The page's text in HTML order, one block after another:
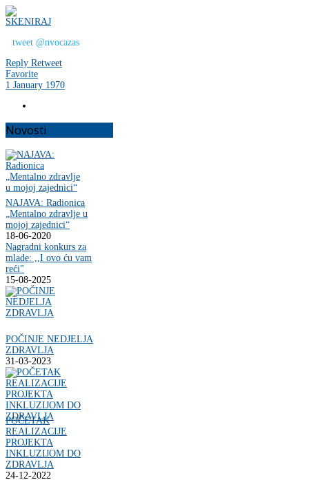
tweet @nvocazas
Reply Retweet
Favorite
1 January 1970
Novosti
NAJAVA: Radionica
„Mentalno zdravlje u
mojoj zajednici“
18-06-2020
Nagradni konkurs za
mlade: ,,I ovo ću vam
reći"
15-08-2025
POČINJE NEDJELJA
ZDRAVLJA
31-03-2023
POČETAK
REALIZACIJE
PROJEKTA
INKLUZIJOM DO
ZDRAVLJA
24-12-2022